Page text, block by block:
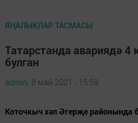
ЯҢАЛЫКЛАР ТАСМАСЫ
Татарстанда авариядә 4
булган
admin, 8 май 2021 - 15:59
Коточкыч хәл Әгерҗе районында